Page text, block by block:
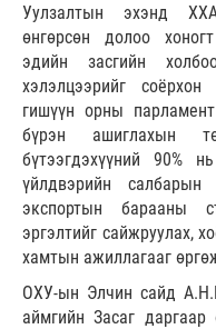
Уулзалтын эхэнд
өнгөрсөн долоо
эдийн засгийн
хэлэлцээрийг
гишүүн орны
бүрэн ашиглахын
бүтээгдэхүүний 90%
үйлдвэрийн салбарын
экспортын барааны
эргэлтийг сайжруулах,
хамтын ажиллагааг
ОХУ-ын Элчин сайд
аймгийн Засаг